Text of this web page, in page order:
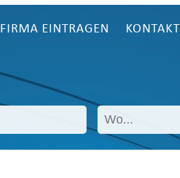
FIRMA EINTRAGEN KONTAKT